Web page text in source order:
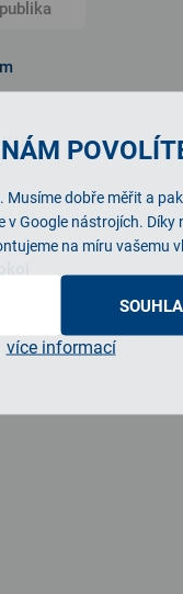
Musíme dobře měřit a
v Google nástrojích. Díky
na míru vašemu
více informací